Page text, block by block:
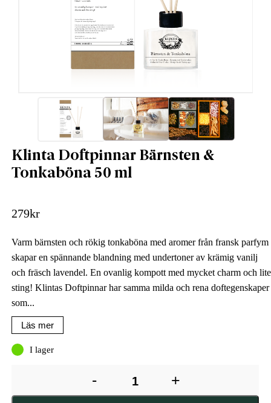
Klinta Doftpinnar Bärnsten &
Tonkaböna 50 ml
279kr
Varm bärnsten och rökig tonkaböna med aromer från fransk parfym
skapar en spännande blandning med undertoner av krämig vanilj
och fräsch lavendel. En ovanlig kompott med mycket charm och lite
sting! Klintas Doftpinnar har samma milda och rena doftegenskaper
som...
Läs mer
I lager
- +